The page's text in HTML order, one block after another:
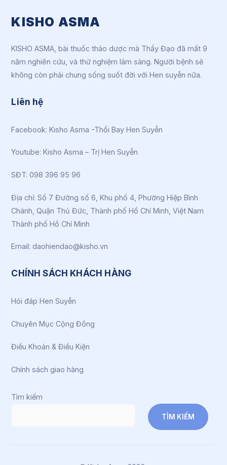
KISHO ASMA
KISHO ASMA, bài thuốc thảo dược mà Thầy Đạo đã mất 9
năm nghiên cứu, và thử nghiệm lâm sàng. Người bệnh sẽ
không còn phải chung sống suốt đời với Hen suyễn nữa.
Liên hệ
Facebook:Kisho Asma -Thổi Bay Hen Suyễn
Youtube:Kisho Asma – Trị Hen Suyễn
SĐT: 098 396 95 96
Địa chỉ: Số 7 Đường số 6, Khu phố 4, Phường Hiệp Bình
Chánh, Quận Thủ Đức, Thành phố Hồ Chí Minh, Việt Nam
Thành phố Hồ Chí Minh
Email: daohiendao@kisho.vn
CHÍNH SÁCH KHÁCH HÀNG
Hỏi đáp Hen Suyễn
Chuyên Mục Cộng Đồng
Điều Khoản & Điều Kiện
Chính sách giao hàng
Tìm kiếm
TÌM KIẾM